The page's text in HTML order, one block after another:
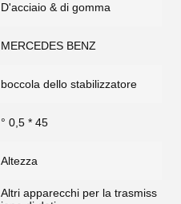
D'acciaio & di gomma
MERCEDES BENZ
boccola dello stabilizzatore
° 0,5 * 45
Altezza
Altri apparecchi per la trasmiss